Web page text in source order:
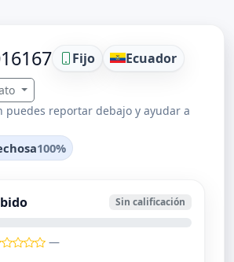
Fijo Ecuador
puedes reportar debajo y ayudar a
100%
Sin calificación
—